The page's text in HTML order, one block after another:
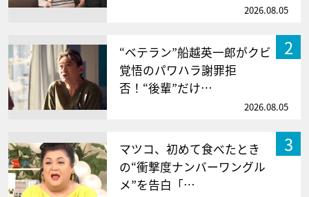
2026.08.05
2
“ベテラン”船越英一郎がクビ
覚悟のパワハラ謝罪拒
否！“後輩”だけ…
2026.08.05
3
マツコ、初めて食べたとき
の“衝撃度ナンバーワングル
メ”を告白「…